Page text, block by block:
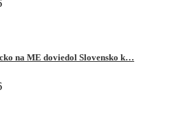
na ME doviedol Slovensko k…